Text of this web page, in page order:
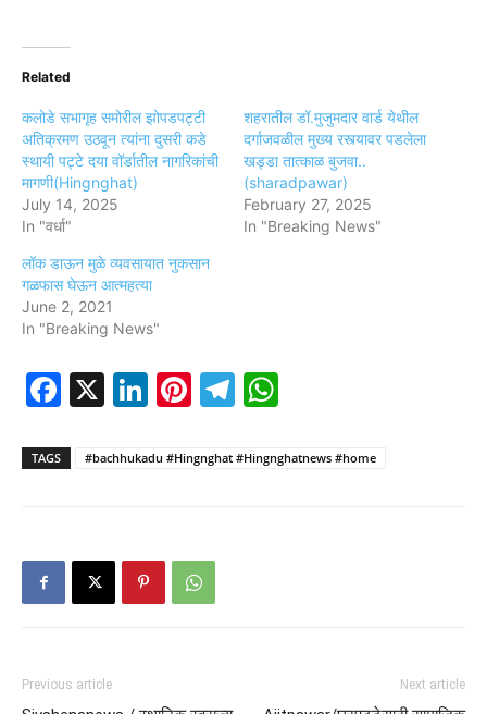
Related
कलोडे सभागृह समोरील झोपडपट्टी
अतिक्रमण उठवून त्यांना दुसरी कडे
स्थायी पट्टे दया वॉर्डातील नागरिकांची
मागणी(Hingnghat)
July 14, 2025
In "वर्धा"
शहरातील डॉ.मुजुमदार वार्ड येथील
दर्गाजवळील मुख्य रस्त्यावर पडलेला
खड्डा तात्काळ बुजवा..
(sharadpawar)
February 27, 2025
In "Breaking News"
लॉक डाऊन मुळे व्यवसायात नुकसान
गळफास घेऊन आत्महत्या
June 2, 2021
In "Breaking News"
Facebook
X LinkedIn
Pinterest
Telegram
TAGS #bachhukadu #Hingnghat #Hingnghatnews #home
Previous article Next article